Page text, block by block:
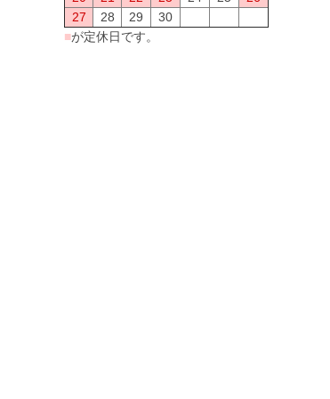
27
28 29
30
■が定休日です。